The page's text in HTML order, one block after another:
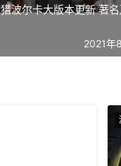
波尔卡大版本更新 著
2021年